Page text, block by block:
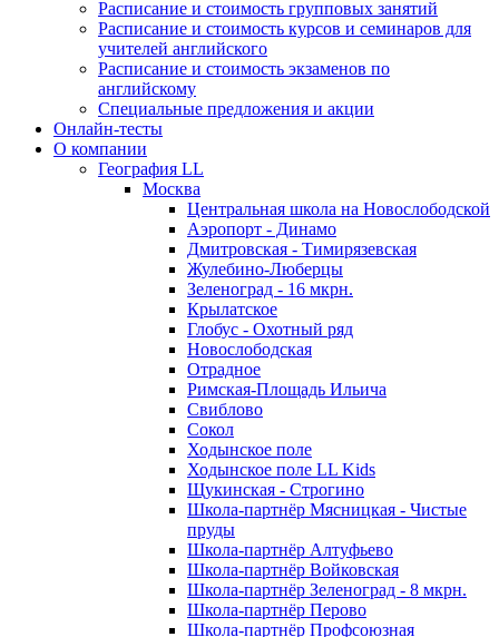
Расписание и стоимость групповых занятий
Расписание и стоимость курсов и семинаров для
учителей английского
Расписание и стоимость экзаменов по
английскому
Специальные предложения и акции
Онлайн-тесты
О компании
География LL
Москва
Центральная школа на Новослободской
Аэропорт - Динамо
Дмитровская - Тимирязевская
Жулебино-Люберцы
Зеленоград - 16 мкрн.
Крылатское
Глобус - Охотный ряд
Новослободская
Отрадное
Римская-Площадь Ильича
Свиблово
Сокол
Ходынское поле
Ходынское поле LL Kids
Щукинская - Строгино
Школа-партнёр Мясницкая - Чистые
пруды
Школа-партнёр Алтуфьево
Школа-партнёр Войковская
Школа-партнёр Зеленоград - 8 мкрн.
Школа-партнёр Перово
Школа-партнёр Профсоюзная